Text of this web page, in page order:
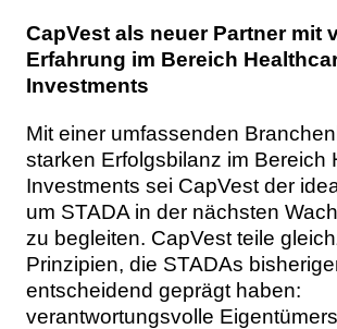
CapVest als neuer Partner mit
Erfahrung im Bereich
Investments
Mit einer umfassenden
starken Erfolgsbilanz im Bereich
Investments sei CapVest der
um STADA in der nächsten
zu begleiten. CapVest teile
Prinzipien, die STADAs
entscheidend geprägt haben:
verantwortungsvolle